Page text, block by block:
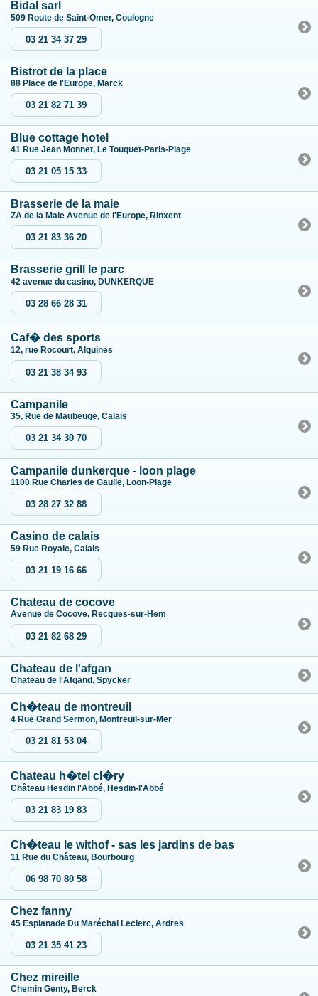
Bidal sarl
509 Route de Saint-Omer, Coulogne
03 21 34 37 29
Bistrot de la place
88 Place de l'Europe, Marck
03 21 82 71 39
Blue cottage hotel
41 Rue Jean Monnet, Le Touquet-Paris-Plage
03 21 05 15 33
Brasserie de la maie
ZA de la Maie Avenue de l'Europe, Rinxent
03 21 83 36 20
Brasserie grill le parc
42 avenue du casino, DUNKERQUE
03 28 66 28 31
Caf� des sports
12, rue Rocourt, Alquines
03 21 38 34 93
Campanile
35, Rue de Maubeuge, Calais
03 21 34 30 70
Campanile dunkerque - loon plage
1100 Rue Charles de Gaulle, Loon-Plage
03 28 27 32 88
Casino de calais
59 Rue Royale, Calais
03 21 19 16 66
Chateau de cocove
Avenue de Cocove, Recques-sur-Hem
03 21 82 68 29
Chateau de l'afgan
Chateau de l'Afgand, Spycker
Ch�teau de montreuil
4 Rue Grand Sermon, Montreuil-sur-Mer
03 21 81 53 04
Chateau h�tel cl�ry
Château Hesdin l'Abbé, Hesdin-l'Abbé
03 21 83 19 83
Ch�teau le withof - sas les jardins de bas
11 Rue du Château, Bourbourg
06 98 70 80 58
Chez fanny
45 Esplanade Du Maréchal Leclerc, Ardres
03 21 35 41 23
Chez mireille
Chemin Genty, Berck